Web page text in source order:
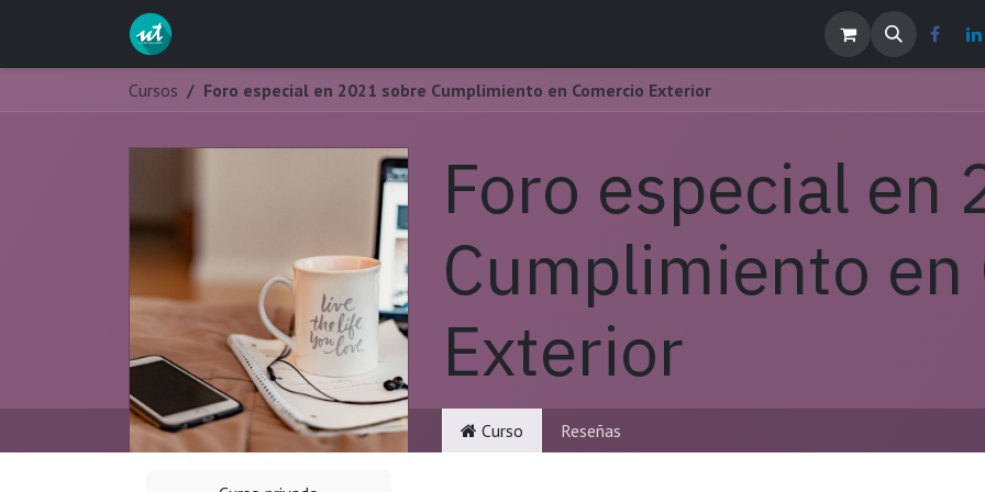
EMPLEOS
Cursos Foro especial en 2021 sobre Cumplimiento en Comercio Exterior
Foro especial en
Cumplimiento en
Exterior
Curso Reseñas